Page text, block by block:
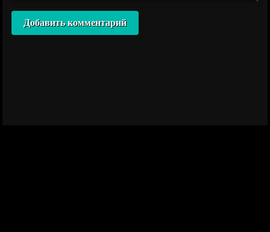
Добавить комментарий